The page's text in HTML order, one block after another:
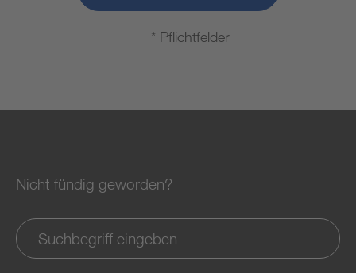
* Pflichtfelder
Nicht fündig geworden?